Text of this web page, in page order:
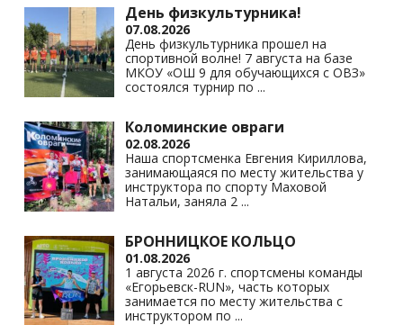
s
ni
ki
p k
День физкультурника!
07.08.2026
День физкультурника прошел на
спортивной волне! 7 августа на базе
МКОУ «ОШ 9 для обучающихся с ОВЗ»
состоялся турнир по ...
Коломинские овраги
02.08.2026
Наша спортсменка Евгения Кириллова,
занимающаяся по месту жительства у
инструктора по спорту Маховой
Натальи, заняла 2 ...
БРОННИЦКОЕ КОЛЬЦО
01.08.2026
1 августа 2026 г. спортсмены команды
«Егорьевск-RUN», часть которых
занимается по месту жительства с
инструктором по ...